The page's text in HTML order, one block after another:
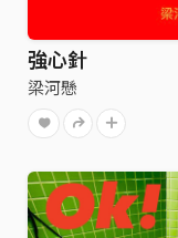
強心針
梁河懸